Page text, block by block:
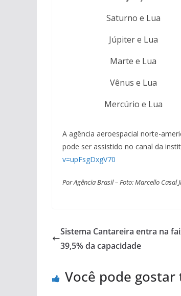
Saturno e Lua
Júpiter e Lua
Marte e Lua
Vênus e Lua
Mercúrio e Lua
A agência aeroespacial norte-
pode ser assistido no canal da
v=upFsgDxgV70
Por Agência Brasil – Foto: Marcello Casal
Sistema Cantareira entra na
39,5% da capacidade
Você pode gostar